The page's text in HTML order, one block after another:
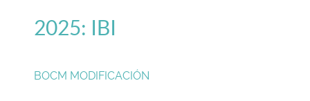
2025: IBI
BOCM MODIFICACIÓN